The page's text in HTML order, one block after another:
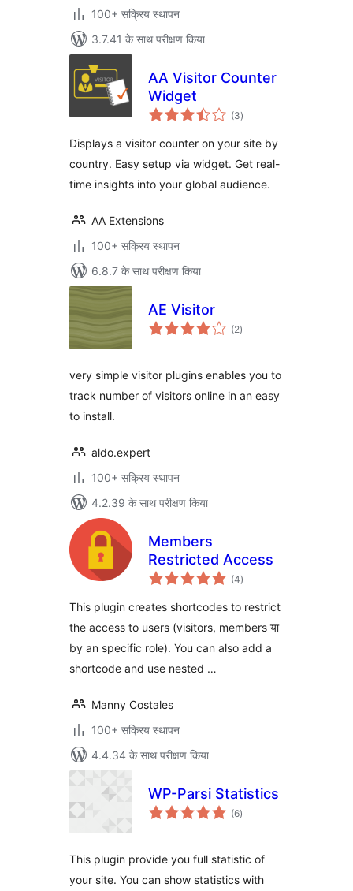
100+ सक्रिय स्थापन
3.7.41 के साथ परीक्षण किया
AA Visitor Counter
Widget
(3कुल
दर)
Displays a visitor counter on your site by
country. Easy setup via widget. Get real-
time insights into your global audience.
AA Extensions
100+ सक्रिय स्थापन
6.8.7 के साथ परीक्षण किया
AE Visitor
(2कुल
दर)
very simple visitor plugins enables you to
track number of visitors online in an easy
to install.
aldo.expert
100+ सक्रिय स्थापन
4.2.39 के साथ परीक्षण किया
Members
Restricted Access
(4कुल
दर)
This plugin creates shortcodes to restrict
the access to users (visitors, members या
by an specific role). You can also add a
shortcode and use nested …
Manny Costales
100+ सक्रिय स्थापन
4.4.34 के साथ परीक्षण किया
WP-Parsi Statistics
(6कुल
दर)
This plugin provide you full statistic of
your site. You can show statistics with